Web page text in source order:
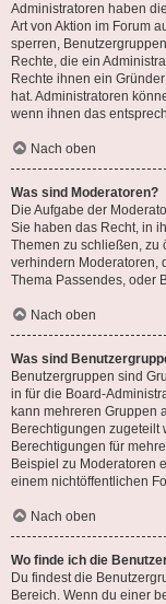
Administratoren haben
Art von Aktion im Forum
sperren,
Rechte, die ein
Rechte ihnen ein
hat. Administratoren
wenn ihnen das
Nach oben
Was sind Moderatoren?
Die Aufgabe der
Sie haben das Recht, in
Themen zu schließen, zu
verhindern Moderatoren,
Thema Passendes, oder
Nach oben
Was sind
Benutzergruppen sind
in für die Board-
kann mehreren Gruppen
Berechtigungen zugeteilt
Berechtigungen für
Beispiel zu Moderatoren
einem nichtöffentlichen
Nach oben
Wo finde ich die
Du findest die
Bereich. Wenn du einer